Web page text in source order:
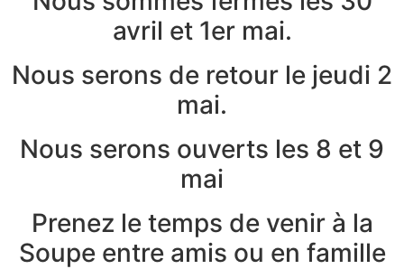
avril et 1er mai.
Nous serons de retour le jeudi 2
mai.
Nous serons ouverts les 8 et 9
mai
Prenez le temps de venir à la
Soupe entre amis ou en famille